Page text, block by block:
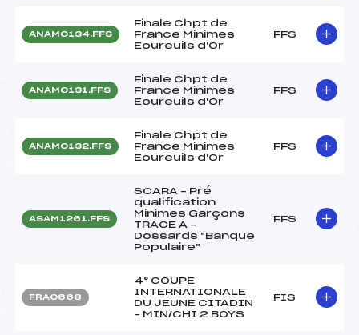
ANAM0134.FFS
Finale Chpt de
France Minimes
Ecureuils d'Or
FFS
ANAM0131.FFS
Finale Chpt de
France Minimes
Ecureuils d'Or
FFS
ANAM0132.FFS
Finale Chpt de
France Minimes
Ecureuils d'Or
FFS
ASAM1261.FFS
SCARA – Pré
qualification
Minimes Garçons
TRACE A –
Dossards "Banque
Populaire"
FFS
FRA0668
4° COUPE
INTERNATIONALE
DU JEUNE CITADIN
– MIN/CHI 2 BOYS
FIS